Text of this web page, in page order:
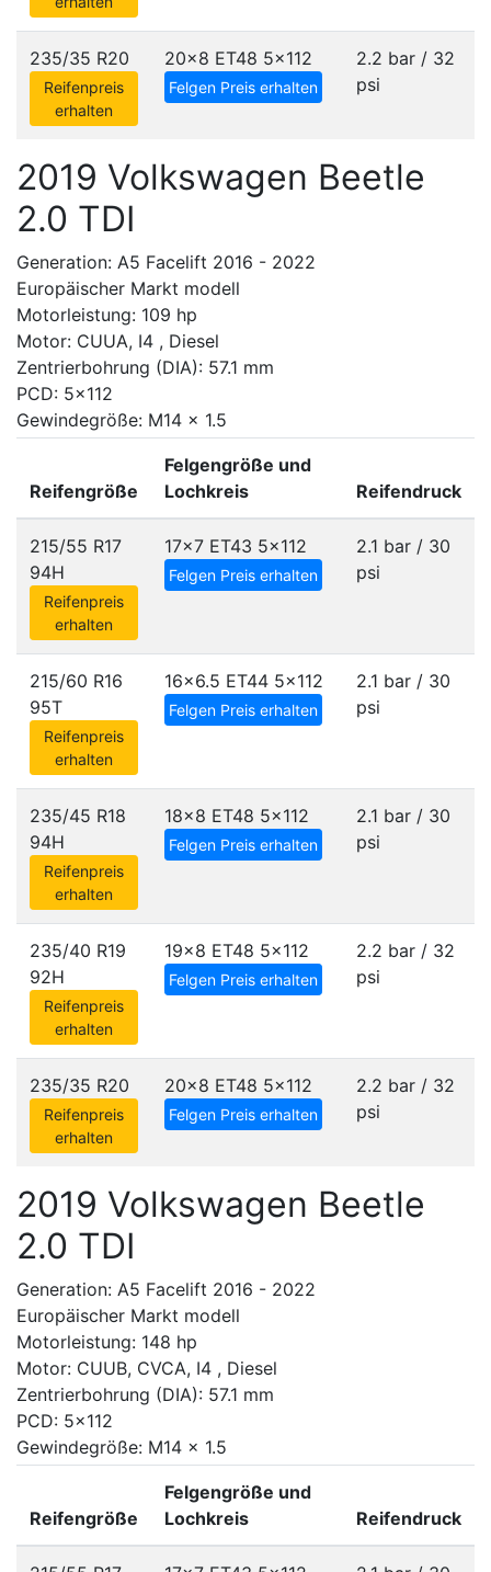
235/35 R20
Reifenpreis
erhalten
20x8 ET48 5x112
Felgen Preis erhalten
2.2 bar / 32
psi
2019 Volkswagen Beetle
2.0 TDI
Generation: A5 Facelift 2016 - 2022
Europäischer Markt modell
Motorleistung: 109 hp
Motor: CUUA, I4 , Diesel
Zentrierbohrung (DIA): 57.1 mm
PCD: 5x112
Gewindegröße: M14 x 1.5
Reifengröße
Felgengröße und
Lochkreis
Reifendruck
215/55 R17
94H
Reifenpreis
erhalten
17x7 ET43 5x112
Felgen Preis erhalten
2.1 bar / 30
psi
215/60 R16
95T
Reifenpreis
erhalten
16x6.5 ET44 5x112
Felgen Preis erhalten
2.1 bar / 30
psi
235/45 R18
94H
Reifenpreis
erhalten
18x8 ET48 5x112
Felgen Preis erhalten
2.1 bar / 30
psi
235/40 R19
92H
Reifenpreis
erhalten
19x8 ET48 5x112
Felgen Preis erhalten
2.2 bar / 32
psi
235/35 R20
Reifenpreis
erhalten
20x8 ET48 5x112
Felgen Preis erhalten
2.2 bar / 32
psi
2019 Volkswagen Beetle
2.0 TDI
Generation: A5 Facelift 2016 - 2022
Europäischer Markt modell
Motorleistung: 148 hp
Motor: CUUB, CVCA, I4 , Diesel
Zentrierbohrung (DIA): 57.1 mm
PCD: 5x112
Gewindegröße: M14 x 1.5
Reifengröße
Felgengröße und
Lochkreis
Reifendruck